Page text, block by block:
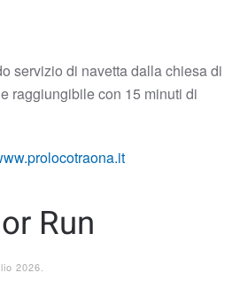
servizio di navetta dalla chiesa di
raggiungibile con 15 minuti di
Run
2026